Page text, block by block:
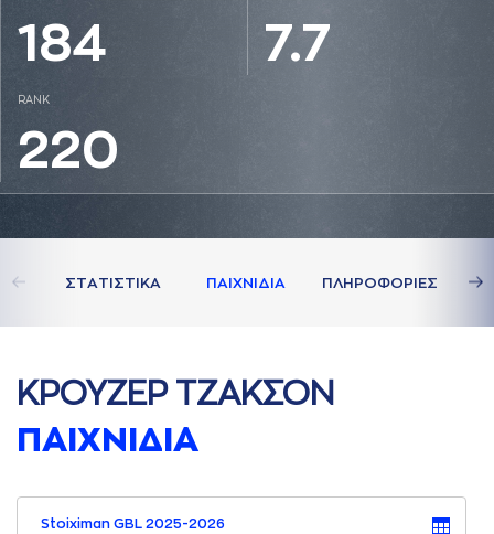
184 7.7
RANK
220
ΣΤAΤΙΣΤΙΚA ΠAΙΧΝΙΔΙA ΠΛΗΡΟΦΟΡΙΕΣ
ΚΡΟΥΖΕΡ ΤΖAΚΣΟΝ
ΠAΙΧΝΙΔΙA
Stoiximan GBL 2025-2026